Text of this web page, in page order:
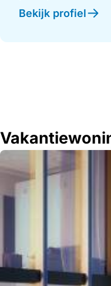
Bekijk profiel